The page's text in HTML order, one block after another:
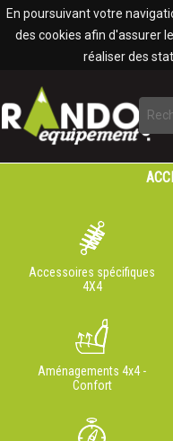
En poursuivant votre
des cookies afin d'assurer
réaliser des
Accessoires spécifiques
4X4
Aménagements 4x4 -
Confort
Panneau de gestion des